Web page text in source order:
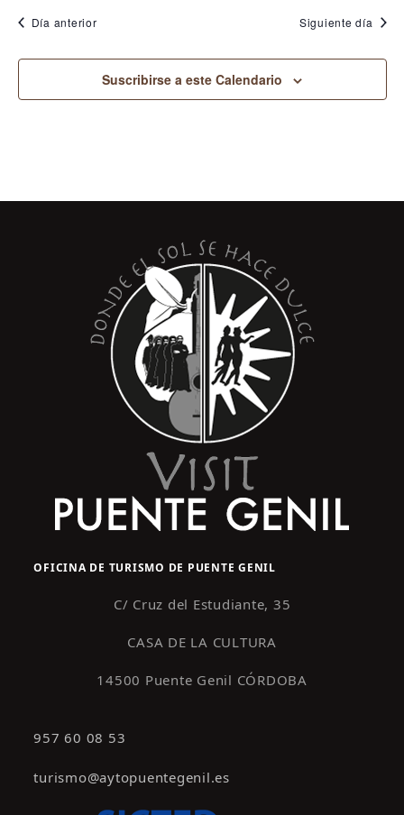
Día anterior Siguiente día
Suscribirse a este Calendario
OFICINA DE TURISMO DE PUENTE GENIL
C/ Cruz del Estudiante, 35
CASA DE LA CULTURA
14500 Puente Genil CÓRDOBA
957 60 08 53
turismo@aytopuentegenil.es